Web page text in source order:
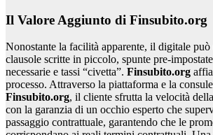
Il Valore Aggiunto di Finsubito.org
Nonostante la facilità apparente, il digitale può
clausole scritte in piccolo, spunte pre-
necessarie e tassi “civetta”. Finsubito.org
processo. Attraverso la piattaforma e la
Finsubito.org, il cliente sfrutta la velocità
con la garanzia di un occhio esperto che
passaggio contrattuale, garantendo che le